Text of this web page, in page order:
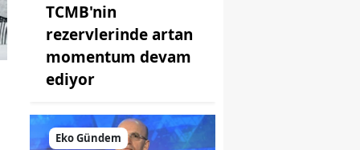
TCMB'nin
rezervlerinde artan
momentum devam
ediyor
Eko Gündem